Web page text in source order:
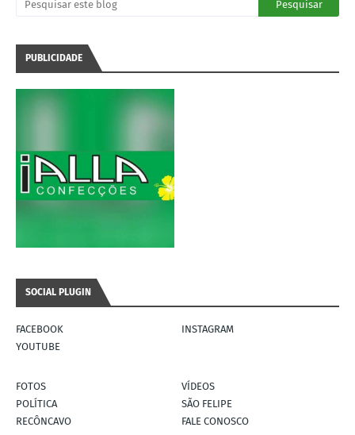
PUBLICIDADE
SOCIAL PLUGIN
FACEBOOK
INSTAGRAM
YOUTUBE
FOTOS
VÍDEOS
POLÍTICA
SÃO FELIPE
RECÔNCAVO
FALE CONOSCO